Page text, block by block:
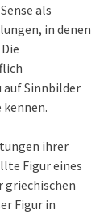
als
in denen
auf Sinnbilder
kennen.
ihrer
Figur eines
griechischen
Figur in